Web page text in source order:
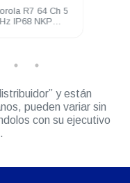
R7 64 Ch 5
IP68 NKP
y están
pueden variar sin
con su ejecutivo